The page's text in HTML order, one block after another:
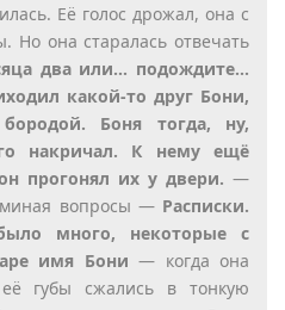
Её голос дрожал, она с
Но она старалась отвечать
два или… подождите…
какой-то друг Бони,
Боня тогда, ну,
накричал. К нему ещё
прогонял их у двери. —
вопросы — Расписки.
много, некоторые с
имя Бони — когда она
губы сжались в тонкую